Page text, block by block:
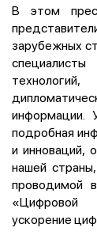
В этом
зарубежных
информации.
подробная
и инноваций,
нашей
проводимой
«Цифровой
ускорение